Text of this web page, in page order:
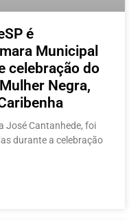
é
Municipal
celebração do
Negra,
José Cantanhede, foi
durante a celebração